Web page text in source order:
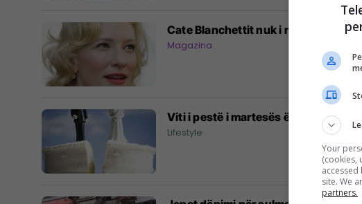
Cate Blanchettit nuk i ndihmon as
Magazina
Viti i pestë i martesës është bërë vit i
Lifestyle
Your
(cookies,
site. We
partners.